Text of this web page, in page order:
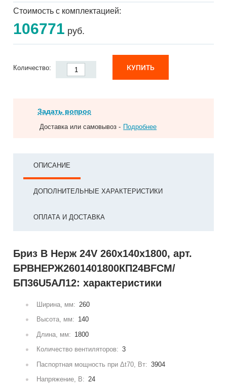
Стоимость с комплектацией:
106771 руб.
Количество: КУПИТЬ
Задать вопрос
Доставка или самовывоз - Подробнее
ОПИСАНИЕ
ДОПОЛНИТЕЛЬНЫЕ ХАРАКТЕРИСТИКИ
ОПЛАТА И ДОСТАВКА
Бриз В Нерж 24V 260x140x1800, арт.
БРВНЕРЖ2601401800КП24ВFCM/
БП36U5АЛ12: характеристики
Ширина, мм: 260
Высота, мм: 140
Длина, мм: 1800
Количество вентиляторов: 3
Паспортная мощность при Δt70, Вт: 3904
Напряжение, В: 24